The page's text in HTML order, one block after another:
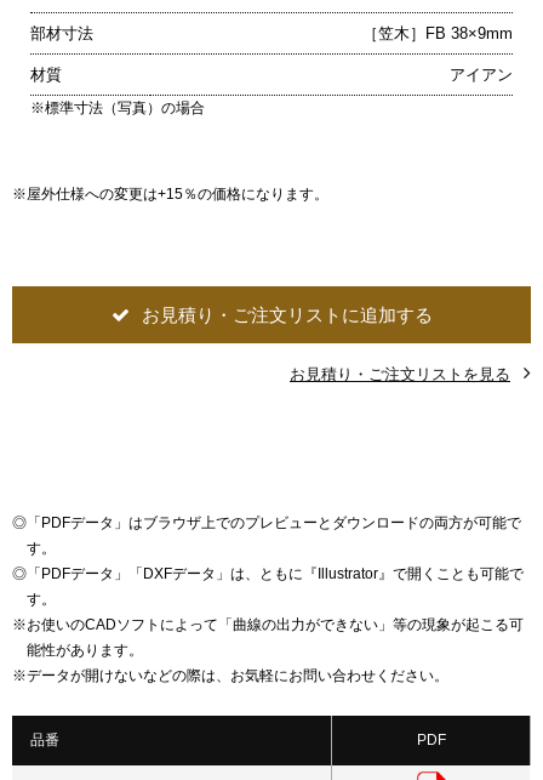
部材寸法 ［笠木］FB 38×9mm
材質 アイアン
※標準寸法（写真）の場合
※屋外仕様への変更は+15％の価格になります。
お見積り・ご注文リストに追加する
お見積り・ご注文リストを見る
◎ 「PDFデータ」はブラウザ上でのプレビューとダウンロードの両方が可能で
す。
◎ 「PDFデータ」「DXFデータ」は、ともに『Illustrator』で開くことも可能で
す。
※お使いのCADソフトによって「曲線の出力ができない」等の現象が起こる可
能性があります。
※データが開けないなどの際は、お気軽にお問い合わせください。
品番 PDF